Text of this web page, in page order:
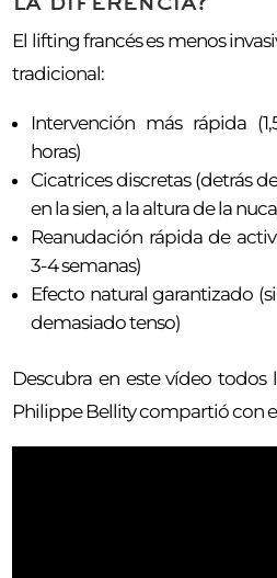
El lifting francés es menos
tradicional:
Intervención más rápida
horas)
Cicatrices discretas (detrás
en la sien, a la altura de la
Reanudación rápida de
3-4 semanas)
Efecto natural garantizado
demasiado tenso)
Descubra en este vídeo todos
Philippe Bellity compartió con